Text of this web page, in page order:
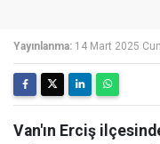
Yayınlanma: 14 Mart 2025
Van'ın Erciş